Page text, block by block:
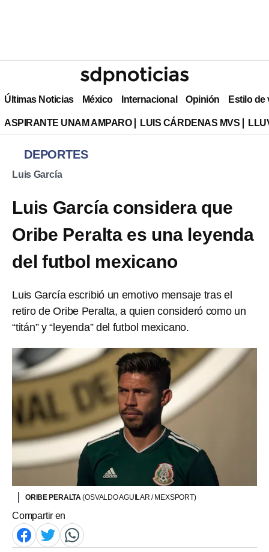
Últimas Noticias México Internacional Opinión Estilo de
ASPIRANTE UNAM AMPARO LUIS CÁRDENAS MVS
DEPORTES
Luis García
Luis García considera que
Oribe Peralta es una leyenda
del futbol mexicano
Luis García escribió un emotivo mensaje tras el
retiro de Oribe Peralta, a quien consideró como un
“titán” y “leyenda” del futbol mexicano.
ORIBE PERALTA(OSVALDO AGUILAR / MEXSPORT)
Compartir en